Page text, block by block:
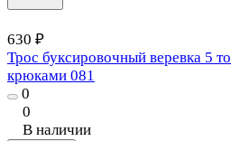
630 ₽
Трос буксировочный веревка 5
крюками 081
0
0
В наличии